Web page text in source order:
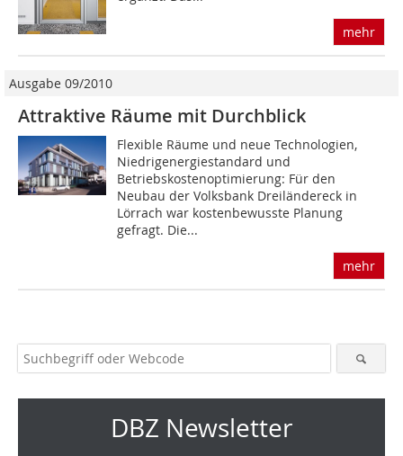
mehr
Ausgabe 09/2010
Attraktive Räume mit Durchblick
Flexible Räume und neue Technologien,
Niedrigenergiestandard und
Betriebskostenoptimierung: Für den
Neubau der Volksbank Dreiländer­eck in
Lörrach war kostenbewusste Planung
gefragt. Die...
mehr
DBZ Newsletter